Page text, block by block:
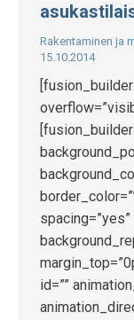
Rakentaminen ja
15.10.2014
id=””